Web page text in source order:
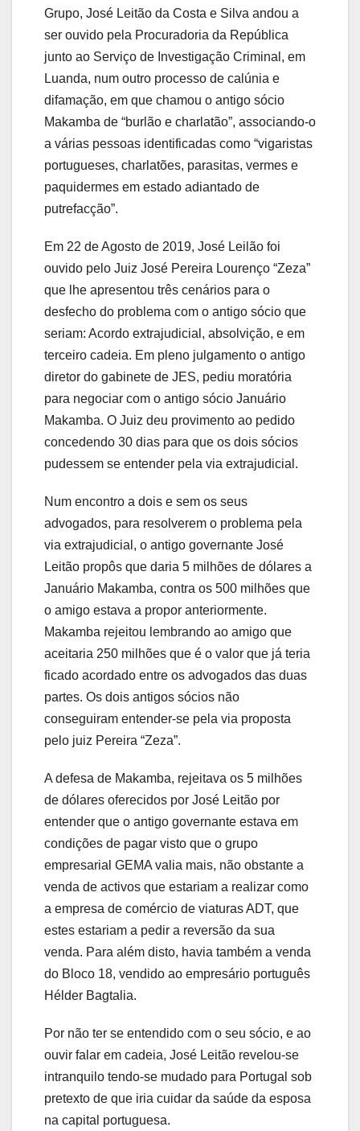
Grupo, José Leitão da Costa e Silva andou a
ser ouvido pela Procuradoria da República
junto ao Serviço de Investigação Criminal, em
Luanda, num outro processo de calúnia e
difamação, em que chamou o antigo sócio
Makamba de “burlão e charlatão”, associando-o
a várias pessoas identificadas como “vigaristas
portugueses, charlatões, parasitas, vermes e
paquidermes em estado adiantado de
putrefacção”.
Em 22 de Agosto de 2019, José Leilão foi
ouvido pelo Juiz José Pereira Lourenço “Zeza”
que lhe apresentou três cenários para o
desfecho do problema com o antigo sócio que
seriam: Acordo extrajudicial, absolvição, e em
terceiro cadeia. Em pleno julgamento o antigo
diretor do gabinete de JES, pediu moratória
para negociar com o antigo sócio Januário
Makamba. O Juiz deu provimento ao pedido
concedendo 30 dias para que os dois sócios
pudessem se entender pela via extrajudicial.
Num encontro a dois e sem os seus
advogados, para resolverem o problema pela
via extrajudicial, o antigo governante José
Leitão propôs que daria 5 milhões de dólares a
Januário Makamba, contra os 500 milhões que
o amigo estava a propor anteriormente.
Makamba rejeitou lembrando ao amigo que
aceitaria 250 milhões que é o valor que já teria
ficado acordado entre os advogados das duas
partes. Os dois antigos sócios não
conseguiram entender-se pela via proposta
pelo juiz Pereira “Zeza”.
A defesa de Makamba, rejeitava os 5 milhões
de dólares oferecidos por José Leitão por
entender que o antigo governante estava em
condições de pagar visto que o grupo
empresarial GEMA valia mais, não obstante a
venda de activos que estariam a realizar como
a empresa de comércio de viaturas ADT, que
estes estariam a pedir a reversão da sua
venda. Para além disto, havia também a venda
do Bloco 18, vendido ao empresário português
Hélder Bagtalia.
Por não ter se entendido com o seu sócio, e ao
ouvir falar em cadeia, José Leitão revelou-se
intranquilo tendo-se mudado para Portugal sob
pretexto de que iria cuidar da saúde da esposa
na capital portuguesa.